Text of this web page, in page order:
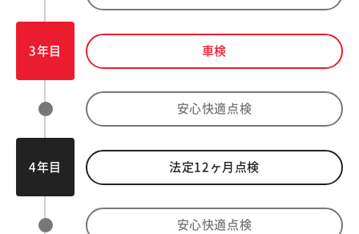
3年目 車検
安心快適点検
4年目 法定12 ヶ月点検
安心快適点検